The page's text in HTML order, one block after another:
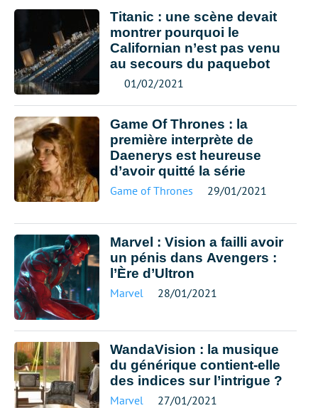
Titanic : une scène devait
montrer pourquoi le
Californian n’est pas venu
au secours du paquebot
01/02/2021
Game Of Thrones : la
première interprète de
Daenerys est heureuse
d’avoir quitté la série
Game of Thrones 29/01/2021
Marvel : Vision a failli avoir
un pénis dans Avengers :
l’Ère d’Ultron
Marvel 28/01/2021
WandaVision : la musique
du générique contient-elle
des indices sur l’intrigue ?
Marvel 27/01/2021